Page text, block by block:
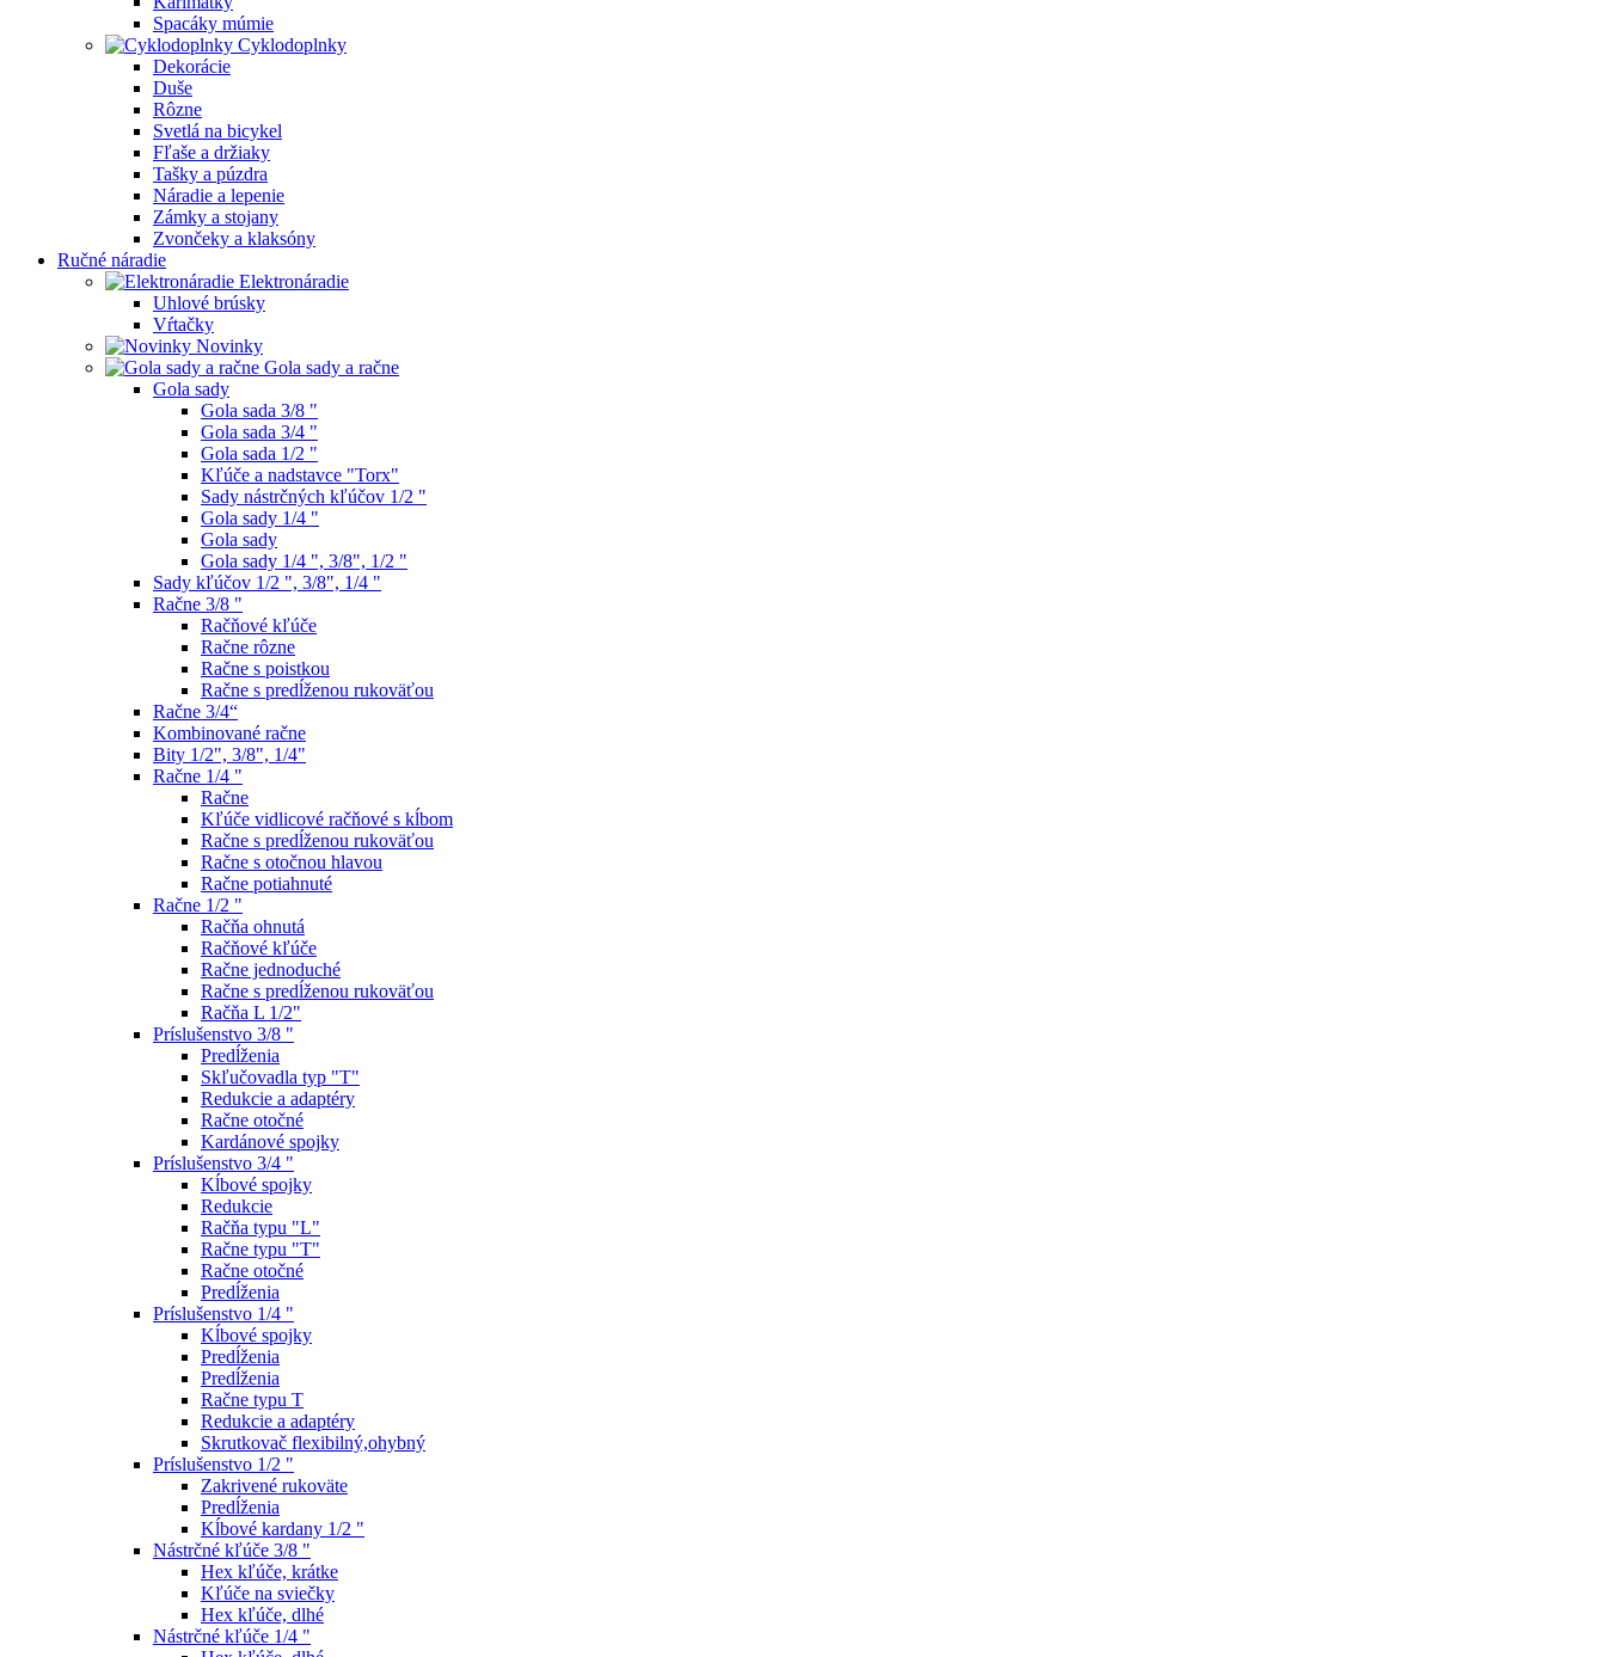
Spacáky múmie
Cyklodoplnky
Dekorácie
Duše
Rôzne
Svetlá na bicykel
Fľaše a držiaky
Tašky a púzdra
Náradie a lepenie
Zámky a stojany
Zvončeky a klaksóny
Ručné náradie
Elektronáradie
Uhlové brúsky
Vŕtačky
Novinky
Gola sady a račne
Gola sady
Gola sada 3/8 "
Gola sada 3/4 "
Gola sada 1/2 "
Kľúče a nadstavce "Torx"
Sady nástrčných kľúčov 1/2 "
Gola sady 1/4 "
Gola sady
Gola sady 1/4 ", 3/8", 1/2 "
Sady kľúčov 1/2 ", 3/8", 1/4 "
Račne 3/8 "
Račňové kľúče
Račne rôzne
Račne s poistkou
Račne s predĺženou rukoväťou
Račne 3/4“
Kombinované račne
Bity 1/2", 3/8", 1/4"
Račne 1/4 "
Račne
Kľúče vidlicové račňové s kĺbom
Račne s predĺženou rukoväťou
Račne s otočnou hlavou
Račne potiahnuté
Račne 1/2 "
Račňa ohnutá
Račňové kľúče
Račne jednoduché
Račne s predĺženou rukoväťou
Račňa L 1/2"
Príslušenstvo 3/8 "
Predĺženia
Skľučovadla typ "T"
Redukcie a adaptéry
Račne otočné
Kardánové spojky
Príslušenstvo 3/4 "
Kĺbové spojky
Redukcie
Račňa typu "L"
Račne typu "T"
Račne otočné
Predĺženia
Príslušenstvo 1/4 "
Kĺbové spojky
Predĺženia
Predĺženia
Račne typu T
Redukcie a adaptéry
Skrutkovač flexibilný,ohybný
Príslušenstvo 1/2 "
Zakrivené rukoväte
Predĺženia
Kĺbové kardany 1/2 "
Nástrčné kľúče 3/8 "
Hex kľúče, krátke
Kľúče na sviečky
Hex kľúče, dlhé
Nástrčné kľúče 1/4 "